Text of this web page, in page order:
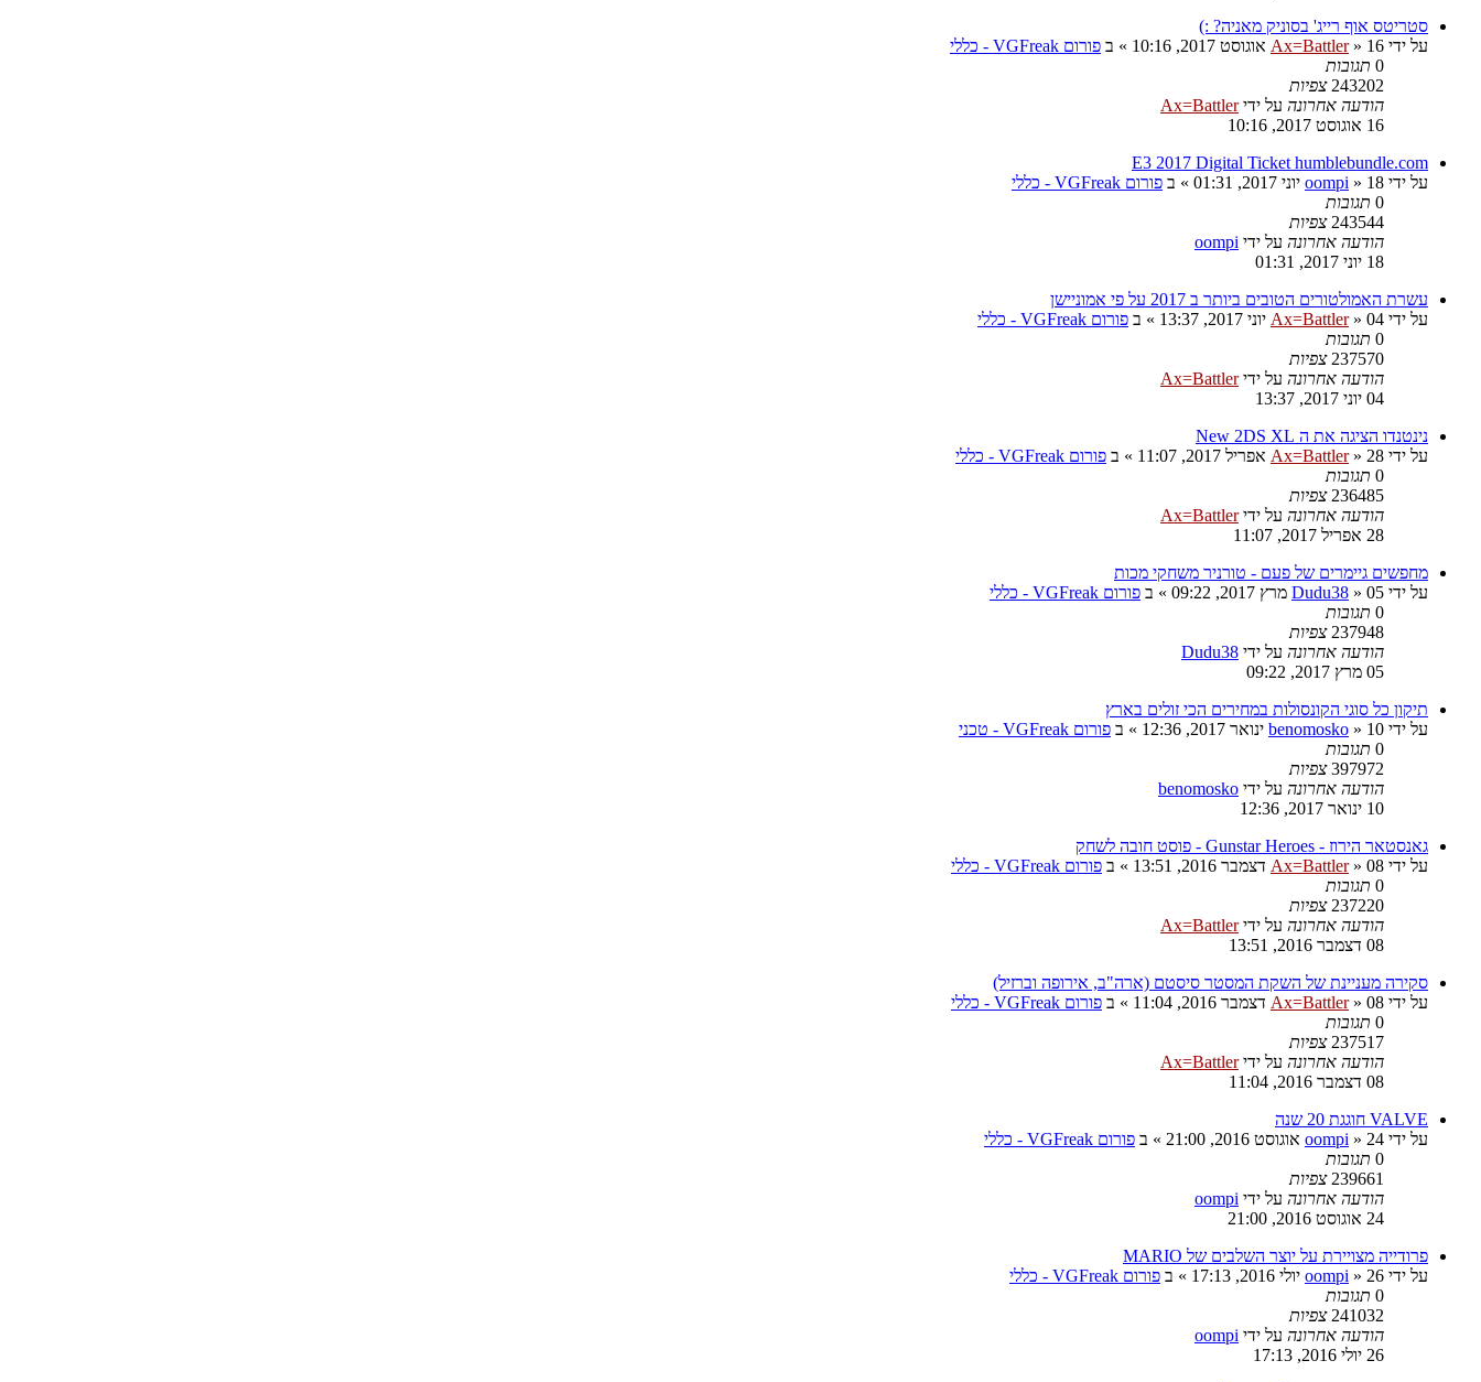
סטריטס אוף רייג' בסוניק מאניה? :)
על ידי
Ax=Battler» 16 אוגוסט 2017, 10:16 » ב פורום VGFreak - כללי
0 תגובות
243202 צפיות
הודעה אחרונה על ידיAx=Battler
16 אוגוסט 2017, 10:16
E3 2017 Digital Ticket humblebundle.com
על ידי
oompi » 18 יוני 2017, 01:31 » ב פורום VGFreak - כללי
0 תגובות
243544 צפיות
הודעה אחרונה על ידי oompi
18 יוני 2017, 01:31
עשרת האמולטורים הטובים ביותר ב 2017 על פי אמוניישן
על ידי
Ax=Battler» 04 יוני 2017, 13:37 » ב פורום VGFreak - כללי
0 תגובות
237570 צפיות
הודעה אחרונה על ידיAx=Battler
04 יוני 2017, 13:37
נינטנדו הציגה את ה New 2DS XL
על ידי
Ax=Battler» 28 אפריל 2017, 11:07 » ב פורום VGFreak - כללי
0 תגובות
236485 צפיות
הודעה אחרונה על ידיAx=Battler
28 אפריל 2017, 11:07
מחפשים גיימרים של פעם - טורניר משחקי מכות
על ידי
Dudu38 » 05 מרץ 2017, 09:22 » ב פורום VGFreak - כללי
0 תגובות
237948 צפיות
הודעה אחרונה על ידי Dudu38
05 מרץ 2017, 09:22
תיקון כל סוגי הקונסולות במחירים הכי זולים בארץ
על ידי
benomosko » 10 ינואר 2017, 12:36 » ב פורום VGFreak - טכני
0 תגובות
397972 צפיות
הודעה אחרונה על ידי benomosko
10 ינואר 2017, 12:36
גאנסטאר הירוז - Gunstar Heroes - פוסט חובה לשחק
על ידי
Ax=Battler» 08 דצמבר 2016, 13:51 » ב פורום VGFreak - כללי
0 תגובות
237220 צפיות
הודעה אחרונה על ידיAx=Battler
08 דצמבר 2016, 13:51
סקירה מעניינת של השקת המסטר סיסטם (ארה"ב, אירופה וברזיל)
על ידי
Ax=Battler» 08 דצמבר 2016, 11:04 » ב פורום VGFreak - כללי
0 תגובות
237517 צפיות
הודעה אחרונה על ידיAx=Battler
08 דצמבר 2016, 11:04
VALVE חוגגת 20 שנה
על ידי
oompi » 24 אוגוסט 2016, 21:00 » ב פורום VGFreak - כללי
0 תגובות
239661 צפיות
הודעה אחרונה על ידי oompi
24 אוגוסט 2016, 21:00
פרודייה מצויירת על יוצר השלבים של MARIO
על ידי
oompi » 26 יולי 2016, 17:13 » ב פורום VGFreak - כללי
0 תגובות
241032 צפיות
הודעה אחרונה על ידי oompi
26 יולי 2016, 17:13